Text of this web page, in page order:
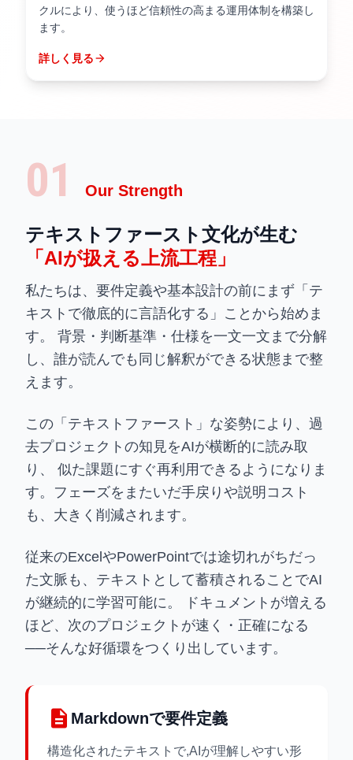
クルにより、使うほど信頼性の高まる運用体制を構築し
ます。
詳しく見るarrow_forward
01 Our Strength
テキストファースト文化が生む
「AIが扱える上流工程」
私たちは、要件定義や基本設計の前にまず「テ
キストで徹底的に言語化する」ことから始めま
す。 背景・判断基準・仕様を一文一文まで分解
し、誰が読んでも同じ解釈ができる状態まで整
えます。
この「テキストファースト」な姿勢により、過
去プロジェクトの知見をAIが横断的に読み取
り、 似た課題にすぐ再利用できるようになりま
す。フェーズをまたいだ手戻りや説明コスト
も、大きく削減されます。
従来のExcelやPowerPointでは途切れがちだっ
た文脈も、テキストとして蓄積されることでAI
が継続的に学習可能に。 ドキュメントが増える
ほど、次のプロジェクトが速く・正確になる
──そんな好循環をつくり出しています。
description Markdownで要件定義
構造化されたテキストで,AIが理解しやすい形